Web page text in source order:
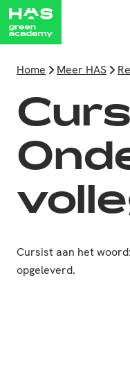
Home Meer HAS
Cursist aan het
opgeleverd.